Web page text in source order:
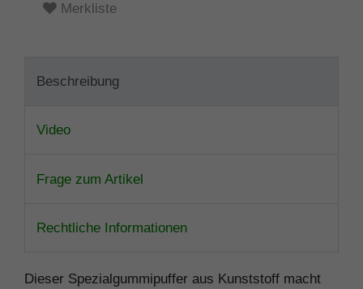
Merkliste
Beschreibung
Video
Frage zum Artikel
Rechtliche Informationen
Dieser Spezialgummipuffer aus Kunststoff macht